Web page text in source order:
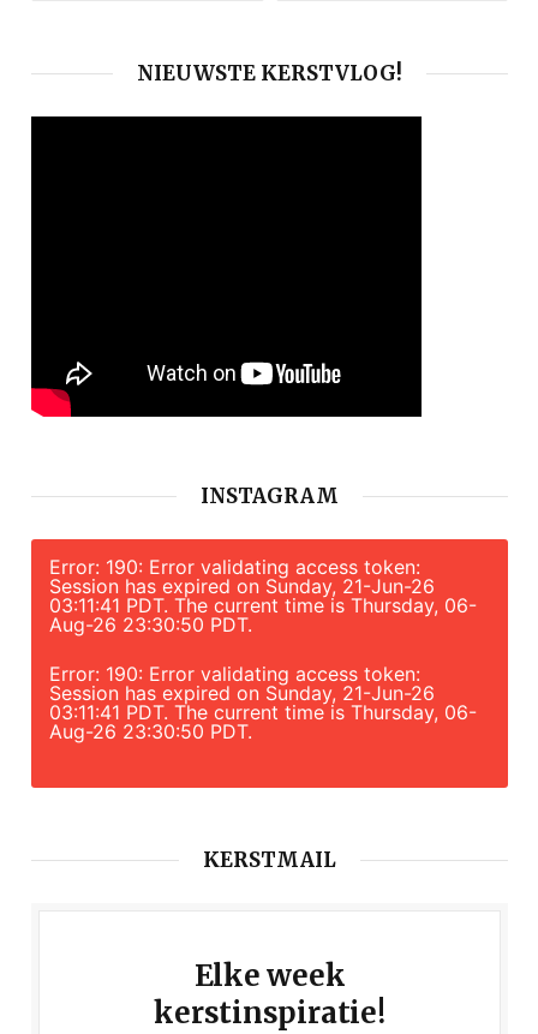
NIEUWSTE KERSTVLOG!
INSTAGRAM
Error: 190: Error validating access token:
Session has expired on Sunday, 21-Jun-26
03:11:41 PDT. The current time is Thursday, 06-
Aug-26 23:30:50 PDT.
Error: 190: Error validating access token:
Session has expired on Sunday, 21-Jun-26
03:11:41 PDT. The current time is Thursday, 06-
Aug-26 23:30:50 PDT.
KERSTMAIL
Elke week
kerstinspiratie!